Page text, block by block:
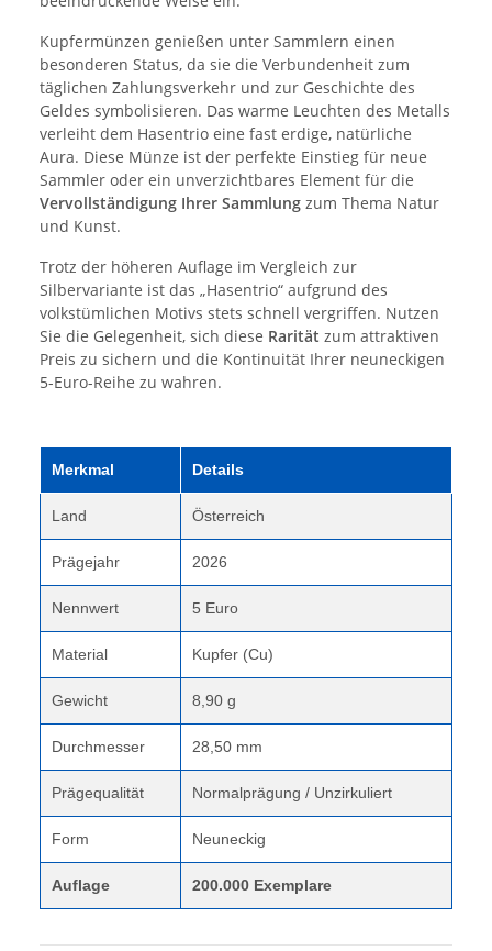
Kupfermünzen genießen unter Sammlern einen
besonderen Status, da sie die Verbundenheit zum
täglichen Zahlungsverkehr und zur Geschichte des
Geldes symbolisieren. Das warme Leuchten des Metalls
verleiht dem Hasentrio eine fast erdige, natürliche
Aura. Diese Münze ist der perfekte Einstieg für neue
Sammler oder ein unverzichtbares Element für die
Vervollständigung Ihrer Sammlung zum Thema Natur
und Kunst.
Trotz der höheren Auflage im Vergleich zur
Silbervariante ist das „Hasentrio“ aufgrund des
volkstümlichen Motivs stets schnell vergriffen. Nutzen
Sie die Gelegenheit, sich diese Rarität zum attraktiven
Preis zu sichern und die Kontinuität Ihrer neuneckigen
5-Euro-Reihe zu wahren.
Merkmal Details
Land Österreich
Prägejahr 2026
Nennwert 5 Euro
Material Kupfer (Cu)
Gewicht 8,90 g
Durchmesser 28,50 mm
Prägequalität Normalprägung / Unzirkuliert
Form Neuneckig
Auflage 200.000 Exemplare